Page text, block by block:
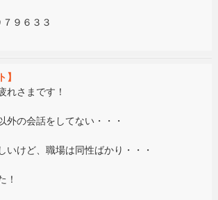
９６３３
】
れさまです！
外の会話をしてない・・・
いけど、職場は同性ばかり・・・
！